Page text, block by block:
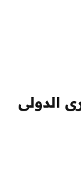
الدولى